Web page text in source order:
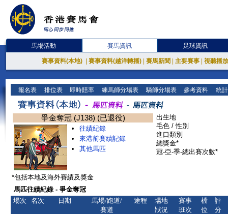
馬場活動 賽馬資訊 足球資訊
賽事資料(本地) 賽事資料(越洋轉播) 賽馬新聞 主要賽事 視聽播
報名表 排位表 即時賠率 練馬師分場表 騎師分場表 參考資料 統
爭金奪冠 (J138) (已退役)
往績紀錄
來港前賽績記錄
其他馬匹
出生地
毛色 / 性別
進口類別
總獎金*
冠-亞-季-總出賽次數*
*包括本地及海外賽績及獎金
馬匹往績紀錄 - 爭金奪冠
場次
名次 日期
馬場/跑道/
賽道
途程
場地
狀況
賽事
班次
檔
位
評
分